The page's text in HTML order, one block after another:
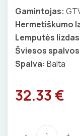
DŪMŲ
Gamintojas:
Hermetiškumo
Lemputės
Šviesos
Spalva: Balta
32.33 €